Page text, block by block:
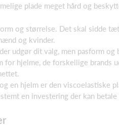
plade meget hård og
og størrelse. Det skal sidde
og kvinder.
udgør dit valg, men pasform og
hjelme, de forskellige brands
en hjelm er den viscoelastiske
en investering der kan betale